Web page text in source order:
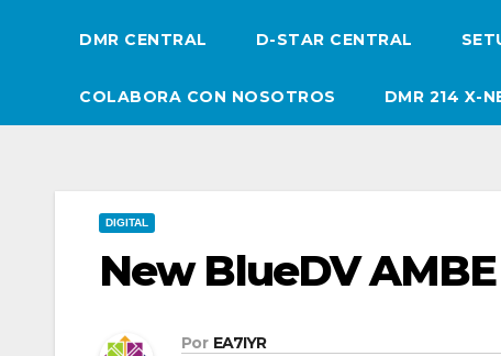
DMR CENTRAL D-STAR CENTRAL
COLABORA CON NOSOTROS DMR 214 X-
DIGITAL
New BlueDV
Por EA7IYR